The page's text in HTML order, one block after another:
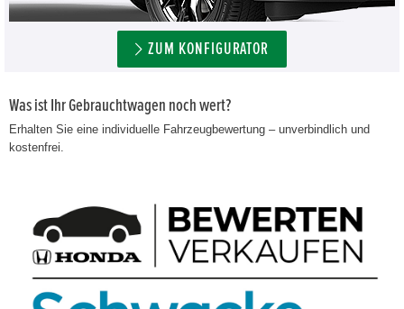
ZUM KONFIGURATOR
Was ist Ihr Gebrauchtwagen noch wert?
Erhalten Sie eine individuelle Fahrzeugbewertung – unverbindlich und
kostenfrei.